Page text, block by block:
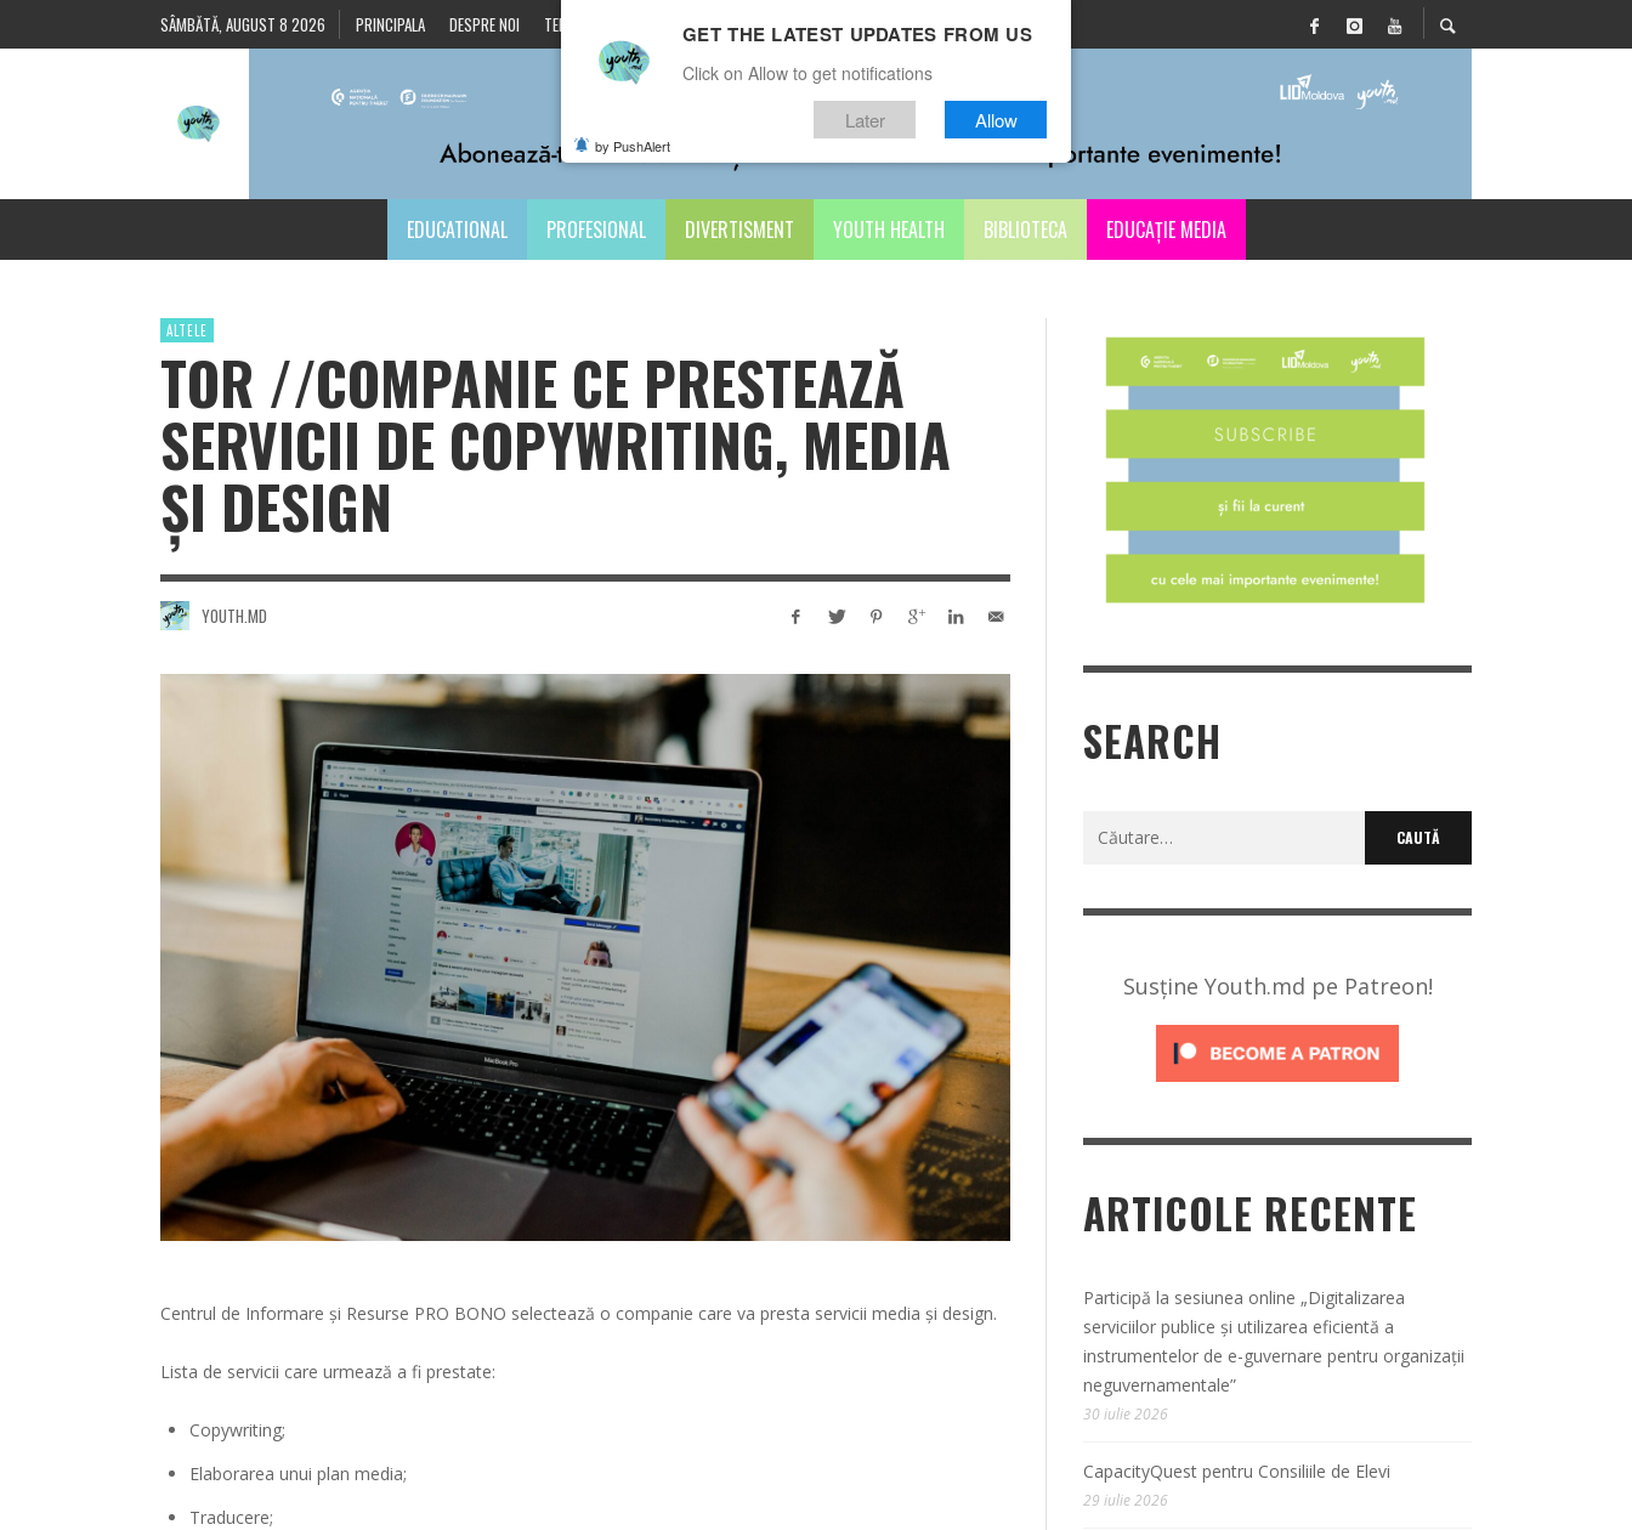
SÂMBĂTĂ, AUGUST 8 2026 PRINCIPALA DESPRE NOI TERMENI ȘI CONDIȚII CONTACTE
EDUCATIONAL PROFESIONAL DIVERTISMENT YOUTH HEALTH BIBLIOTECA EDUCAȚIE MEDIA
ALTELE
TOR //COMPANIE CE PRESTEAZĂ
SERVICII DE COPYWRITING, MEDIA
ȘI DESIGN
YOUTH.MD
Centrul de Informare și Resurse PRO BONO selectează o companie care va presta servicii media și design.
Lista de servicii care urmează a fi prestate:
Copywriting;
Elaborarea unui plan media;
Traducere;
SEARCH
Caută
Susține Youth.md pe Patreon!
ARTICOLE RECENTE
Participă la sesiunea online „Digitalizarea
serviciilor publice și utilizarea eficientă a
instrumentelor de e-guvernare pentru organizații
neguvernamentale”
30 iulie 2026
CapacityQuest pentru Consiliile de Elevi
29 iulie 2026
GET THE LATEST UPDATES FROM US
Click on Allow to get notifications
Later Allow
by PushAlert